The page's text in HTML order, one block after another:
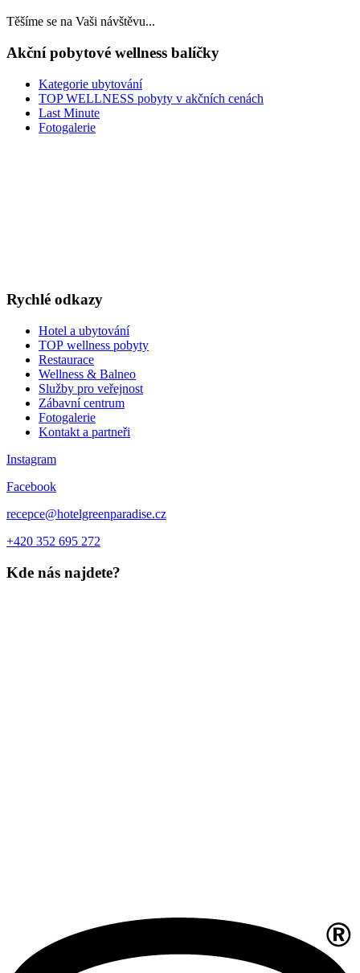
Těšíme se na Vaši návštěvu...
Akční pobytové wellness balíčky
Kategorie ubytování
TOP WELLNESS pobyty v akčních cenách
Last Minute
Fotogalerie
Rychlé odkazy
Hotel a ubytování
TOP wellness pobyty
Restaurace
Wellness & Balneo
Služby pro veřejnost
Zábavní centrum
Fotogalerie
Kontakt a partneři
Instagram
Facebook
recepce@hotelgreenparadise.cz
+420 352 695 272
Kde nás najdete?